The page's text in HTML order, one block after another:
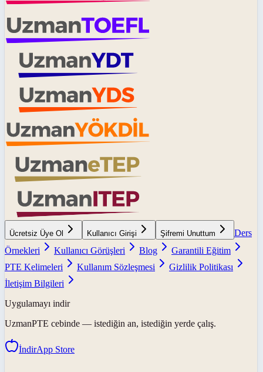
Ücretsiz Üye Ol Kullanıcı Girişi Şifremi Unuttum
Ders
Örnekleri
Kullanıcı Görüşleri Blog
Garantili Eğitim
PTE Kelimeleri
Kullanım Sözleşmesi
Gizlilik Politikası
İletişim Bilgileri
Uygulamayı indir
UzmanPTE cebinde — istediğin an, istediğin yerde çalış.
İndirApp Store